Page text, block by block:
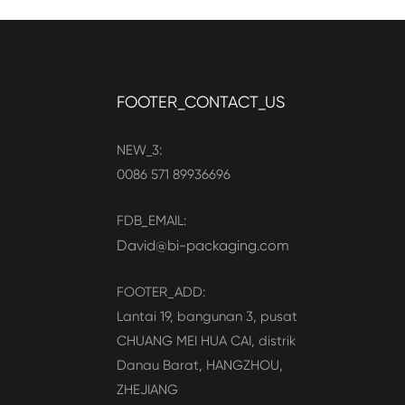
FOOTER_CONTACT_US
NEW_3:
0086 571 89936696
FDB_EMAIL:
David@bi-packaging.com
FOOTER_ADD:
Lantai 19, bangunan 3, pusat
CHUANG MEI HUA CAI, distrik
Danau Barat, HANGZHOU,
ZHEJIANG